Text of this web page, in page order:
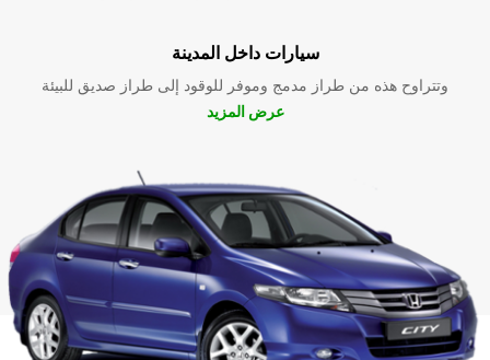
سيارات داخل المدينة
وتتراوح هذه من طراز مدمج وموفر للوقود إلى طراز صديق للبيئة
عرض المزيد